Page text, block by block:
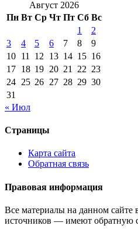
Август 2026
Пн Вт Ср Чт Пт Сб Вс
1
2
3
4 5 6 7 8
9
10 11 12 13 14 15 16
17 18 19 20 21 22 23
24 25 26 27 28 29 30
31
« Июл
Страницы
Карта сайта
Обратная связь
Правовая информация
Все материалы на данном сайте
источников — имеют обратную